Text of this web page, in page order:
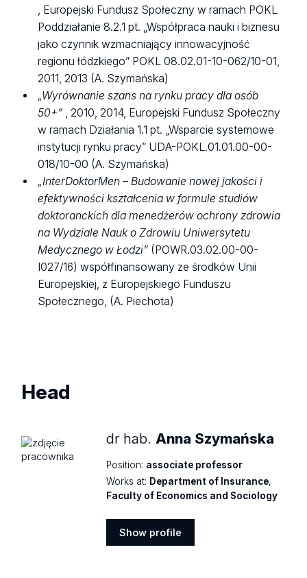
, Europejski Fundusz Społeczny w ramach POKL
Poddziałanie 8.2.1 pt. „Współpraca nauki i biznesu
jako czynnik wzmacniający innowacyjność
regionu łódzkiego” POKL 08.02.01-10-062/10-01,
2011, 2013 (A. Szymańska)
„Wyrównanie szans na rynku pracy dla osób
50+” , 2010, 2014, Europejski Fundusz Społeczny
w ramach Działania 1.1 pt. „Wsparcie systemowe
instytucji rynku pracy” UDA-POKL.01.01.00-00-
018/10-00 (A. Szymańska)
„InterDoktorMen – Budowanie nowej jakości i
efektywności kształcenia w formule studiów
doktoranckich dla menedżerów ochrony zdrowia
na Wydziale Nauk o Zdrowiu Uniwersytetu
Medycznego w Łodzi” (POWR.03.02.00-00-
I027/16) współfinansowany ze środków Unii
Europejskiej, z Europejskiego Funduszu
Społecznego, (A. Piechota)
Head
dr hab. Anna Szymańska
Position: associate professor
Works at: Department of Insurance,
Faculty of Economics and Sociology
Show profile